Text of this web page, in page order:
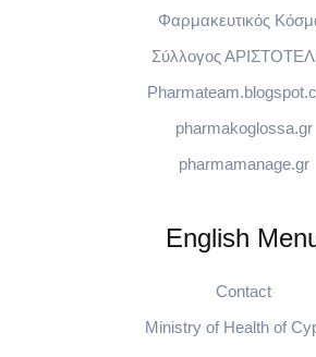
Φαρμακευτικός
Σύλλογος
pharmakoglossa.gr
pharmamanage.gr
English
Contact
Ministry of Health of